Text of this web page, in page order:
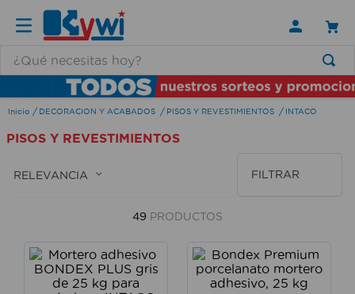
DECORACION Y ACABADOS PISOS Y REVESTIMIENTOS INTACO
PISOS Y REVESTIMIENTOS
RELEVANCIA FILTRAR
49 PRODUCTOS
TÉRMINOS MÁS BUSCADOS
1.
lamparas
2.
ducha
3.
silla
escritorio
aspiradora